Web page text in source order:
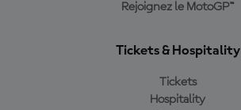
Rejoignez le MotoGP™
Tickets & Hospitality
Tickets
Hospitality